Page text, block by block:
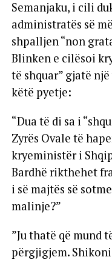
Semanjaku, i cili
administratës së
shpalljen “non
Blinken e cilësoi
të shquar” gjatë
këtë pyetje:
“Dua të di sa i
Zyrës Ovale të
kryeministër i
Bardhë rikthehet
i së majtës së
malinje?”
”Ju thatë që mund
përgjigjem.